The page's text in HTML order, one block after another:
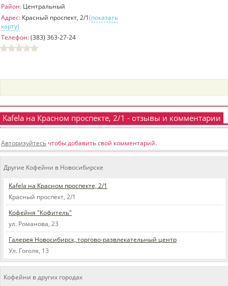
пїЅпїЅпїЅ пїЅпїЅпїЅпїЅпїЅпїЅпїЅ
пїЅпїЅпїЅ пїЅпїЅпїЅпїЅпїЅпїЅпїЅ
пїЅпїЅпїЅ
пїЅпїЅпїЅпїЅпїЅпїЅпїЅпїЅпїЅ
пїЅпїЅпїЅ пїЅпїЅпїЅпїЅпїЅ
пїЅпїЅпїЅ пїЅпїЅпїЅпїЅпїЅпїЅ
пїЅпїЅпїЅпїЅпїЅ
пїЅпїЅпїЅ пїЅпїЅпїЅпїЅпїЅпїЅ
Район: Центральный
Адрес: Красный проспект, 2/1(показать
карту)
Телефон:(383) 363-27-24
Kafela на Красном проспекте, 2/1 - отзывы и комментарии
Авторизуйтесь чтобы добавить свой комментарий.
Другие Кофейни в Новосибирске
Kafela на Красном проспекте, 2/1
Красный проспект, 2/1
Кофейня "Кофитель"
ул. Романова, 23
Галерея Новосибирск, торгово-развлекательный центр
Ул. Гоголя, 13
Кофейни в других городах